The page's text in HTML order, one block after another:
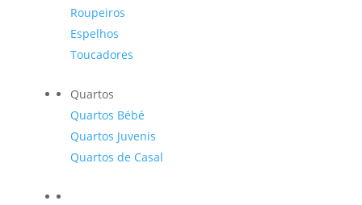
Roupeiros
Espelhos
Toucadores
Quartos
Quartos Bébé
Quartos Juvenis
Quartos de Casal